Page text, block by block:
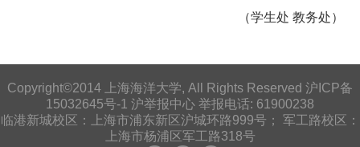
（学生处 教务处）
Copyright©2014 上海海洋大学, All Rights Reserved 沪ICP备
15032645号-1 沪举报中心 举报电话: 61900238
临港新城校区：上海市浦东新区沪城环路999号； 军工路校区：
上海市杨浦区军工路318号